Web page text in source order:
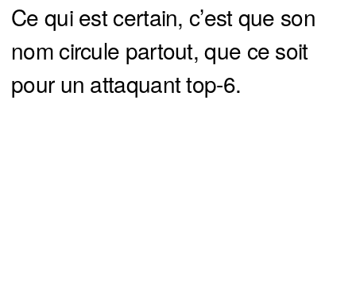
Ce qui est certain, c’est que son
nom circule partout, que ce soit
pour un attaquant top-6.